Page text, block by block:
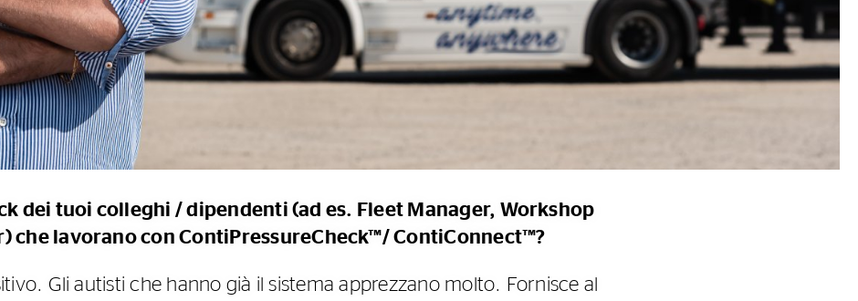
dei tuoi colleghi / dipendenti (ad es. Fleet Manager, Workshop
che lavorano con ContiPressureCheck™/ ContiConnect™?
Gli autisti che hanno già il sistema apprezzano molto. Fornisce al